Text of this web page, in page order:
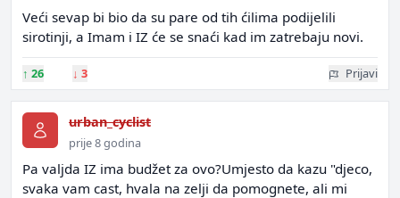
Veći sevap bi bio da su pare od tih ćilima podijelili
sirotinji, a Imam i IZ će se snaći kad im zatrebaju novi.
↑ 26 ↓ 3 Prijavi
urban_cyclist
prije 8 godina
Pa valjda IZ ima budžet za ovo?Umjesto da kazu "djeco,
svaka vam cast, hvala na zelji da pomognete, ali mi